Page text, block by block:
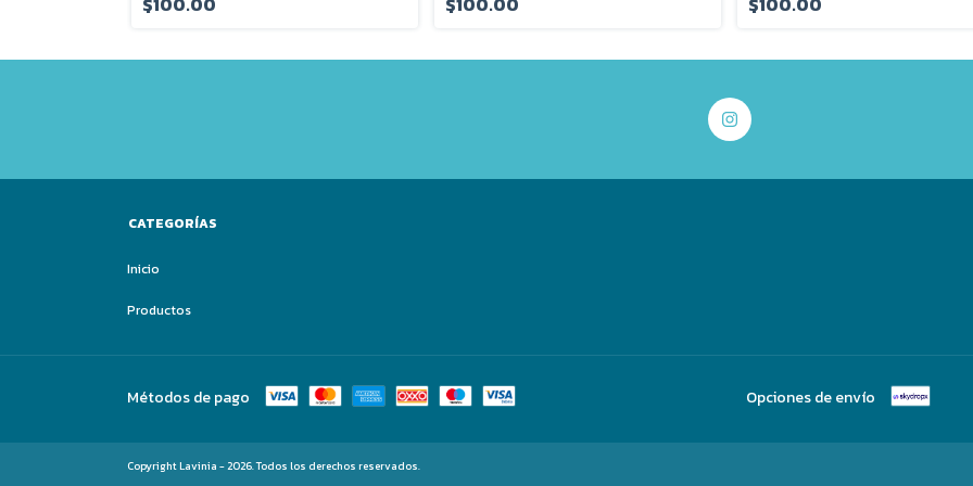
CATEGORÍAS
Inicio
Productos
Métodos de pago Opciones de envío
Copyright Lavinia - 2026. Todos los derechos reservados.